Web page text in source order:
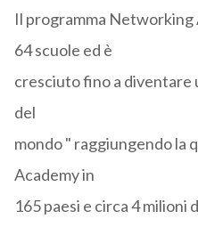
Il programma Networking
64 scuole ed è
cresciuto fino a diventare
del
mondo " raggiungendo la
Academy in
165 paesi e circa 4